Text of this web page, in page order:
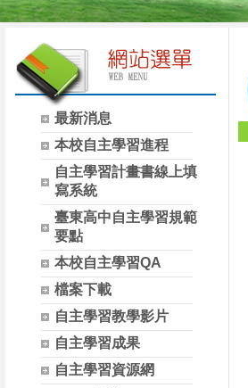
最新消息
本校自主學習進程
自主學習計畫書線上填
寫系統
臺東高中自主學習規範
要點
本校自主學習QA
檔案下載
自主學習教學影片
自主學習成果
自主學習資源網